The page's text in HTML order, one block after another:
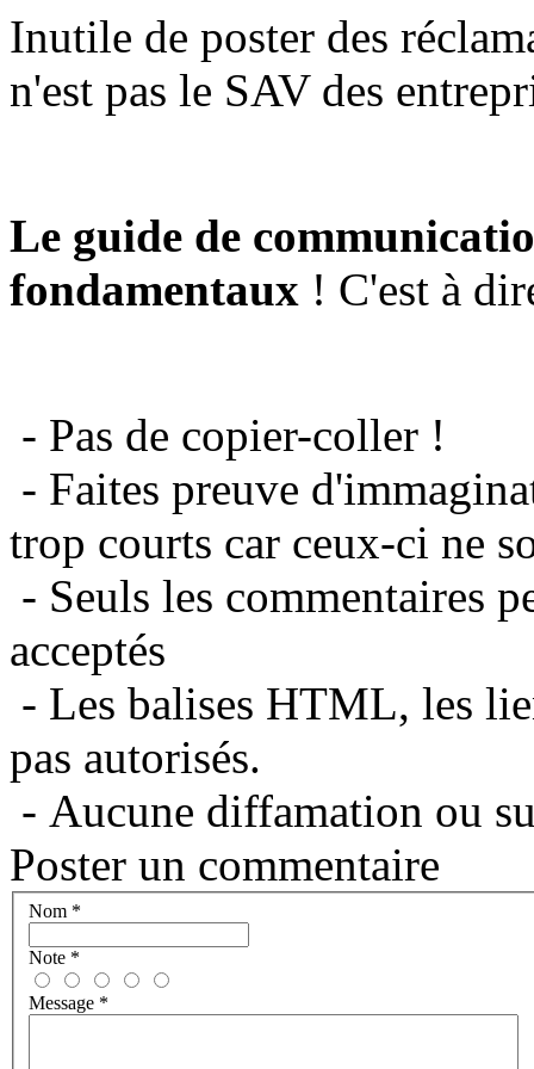
Inutile de poster des
n'est pas le SAV des
Le guide de
fondamentaux ! C'est à
- Pas de copier-coller !
- Faites preuve
trop courts car ceux-ci ne
- Seuls les commentaires
acceptés
- Les balises HTML, les
pas autorisés.
- Aucune diffamation ou
Poster un commentaire
Nom *
Note *
Message *